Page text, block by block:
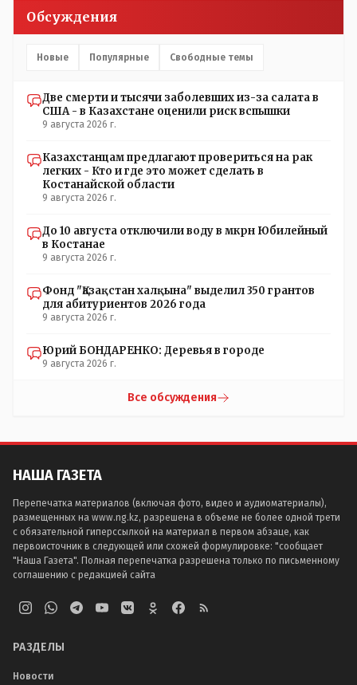
видимость ИНТРИГИ выборов, его как бы и якобы
НАКАЛ - и тот и этот без разрешения АП - и шага,
- идёт СКУЧНАЯ и НУДНАЯ и МОНОТОННАЯ и полностью
усмотрению: - их мгновенно лишать возможности идти
на выборы и не дадут им места в будущем Курултае: -
партиями.
Обсуждения
Новые Популярные Свободные темы
Две смерти и тысячи заболевших из-за салата в
США - в Казахстане оценили риск вспышки
9 августа 2026 г.
Казахстанцам предлагают провериться на рак
легких - Кто и где это может сделать в
Костанайской области
9 августа 2026 г.
До 10 августа отключили воду в мкрн Юбилейный
в Костанае
9 августа 2026 г.
Фонд "Қазақстан халқына" выделил 350 грантов
для абитуриентов 2026 года
9 августа 2026 г.
Юрий БОНДАРЕНКО: Деревья в городе
9 августа 2026 г.
Все обсуждения
НАША ГАЗЕТА
Перепечатка материалов (включая фото, видео и аудиоматериалы),
размещенных на www.ng.kz, разрешена в объеме не более одной трети
с обязательной гиперссылкой на материал в первом абзаце, как
первоисточник в следующей или схожей формулировке: "сообщает
"Наша Газета". Полная перепечатка разрешена только по письменному
соглашению с редакцией сайта
РАЗДЕЛЫ
Новости